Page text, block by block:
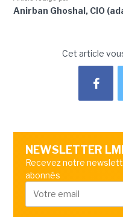
Anirban Ghoshal, CIO
Cet article
NEWSLETTER LMI
Recevez notre
abonnés